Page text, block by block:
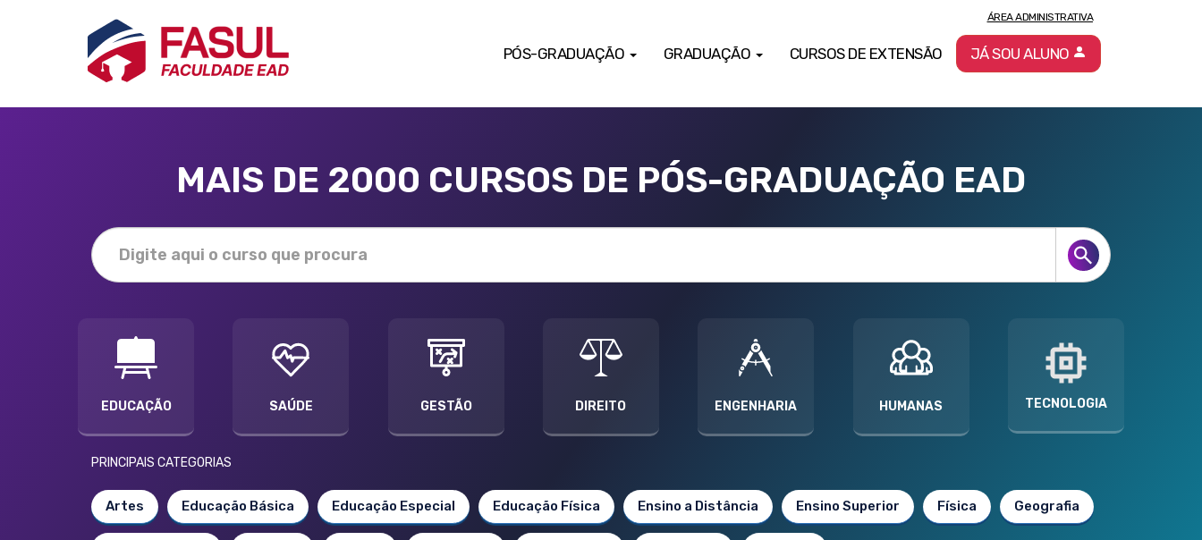
PÓS-GRADUAÇÃO GRADUAÇÃO CURSOS DE EXTENSÃO
ÁREA ADMINISTRATIVA
JÁ SOU ALUNO
MAIS DE 2000 CURSOS DE PÓS-GRADUAÇÃO EAD
EDUCAÇÃO SAÚDE GESTÃO DIREITO ENGENHARIA HUMANAS TECNOLOGIA
PRINCIPAIS CATEGORIAS
Artes Educação Básica Educação Especial Educação Física Ensino a Distância Ensino Superior Física Geografia